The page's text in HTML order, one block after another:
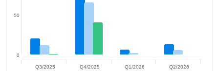
0
50
Q3/2025 Q4/2025 Q1/2026 Q2/2026
của